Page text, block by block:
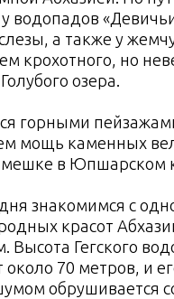
(2697 м.)
Большая Рица -
Рица - г. Новый
Анакопия -
пещера - Чёрное
Море! Свободный